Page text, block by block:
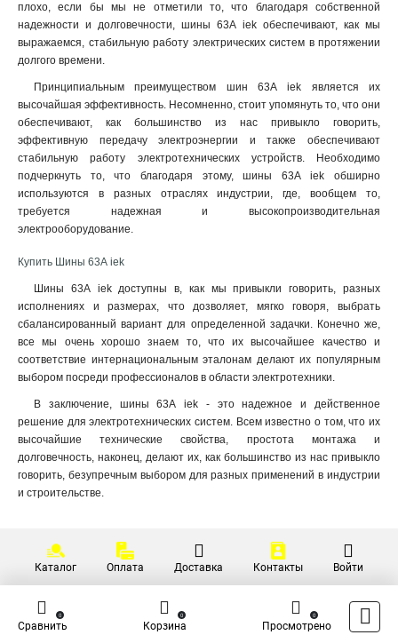
плохо, если бы мы не отметили то, что благодаря собственной
надежности и долговечности, шины 63А iek обеспечивают, как мы
выражаемся, стабильную работу электрических систем в протяжении
долгого времени.
Принципиальным преимуществом шин 63А iek является их
высочайшая эффективность. Несомненно, стоит упомянуть то, что они
обеспечивают, как большинство из нас привыкло говорить,
эффективную передачу электроэнергии и также обеспечивают
стабильную работу электротехнических устройств. Необходимо
подчеркнуть то, что благодаря этому, шины 63А iek обширно
используются в разных отраслях индустрии, где, вообщем то,
требуется надежная и высокопроизводительная
электрооборудование.
Купить Шины 63А iek
Шины 63А iek доступны в, как мы привыкли говорить, разных
исполнениях и размерах, что дозволяет, мягко говоря, выбрать
сбалансированный вариант для определенной задачки. Конечно же,
все мы очень хорошо знаем то, что их высочайшее качество и
соответствие интернациональным эталонам делают их популярным
выбором посреди профессионалов в области электротехники.
В заключение, шины 63А iek - это надежное и действенное
решение для электротехнических систем. Всем известно о том, что их
высочайшие технические свойства, простота монтажа и
долговечность, наконец, делают их, как большинство из нас привыкло
говорить, безупречным выбором для разных применений в индустрии
и строительстве.
Каталог Оплата Доставка Контакты Войти
Сравнить
0
Корзина
0
Просмотрено
0